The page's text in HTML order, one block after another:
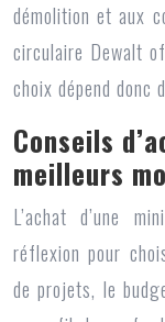
démolition et aux
circulaire Dewalt
choix dépend donc
Conseils
meilleurs
L’achat d’une
réflexion pour
de projets, le